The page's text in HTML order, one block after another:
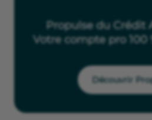
Propulse du Crédit
Votre compte pro 100
Découvrir